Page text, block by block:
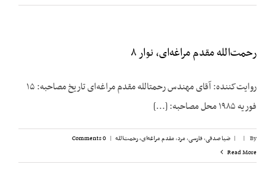
رحمت‌الله مقدم مراغه‌ای، نوار ۸
روایت‌کننده: آقای مهندس رحمت‏الله مقدم مراغه‌ای تاریخ مصاحبه: ۱۵
فوریه ۱۹۸۵ محل مصاحبه: [...]
By
|
| ضیا صدقی,فارسی,مرد,مقدم مراغه‌ای، رحمت‌الله |
0 Comments
Read More